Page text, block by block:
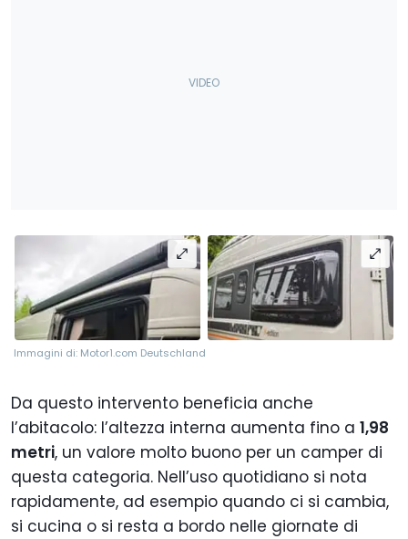
Immagini di: Motor1.com Deutschland
Da questo intervento beneficia anche
l’abitacolo: l’altezza interna aumenta fino a 1,98
metri, un valore molto buono per un camper di
questa categoria. Nell’uso quotidiano si nota
rapidamente, ad esempio quando ci si cambia,
si cucina o si resta a bordo nelle giornate di